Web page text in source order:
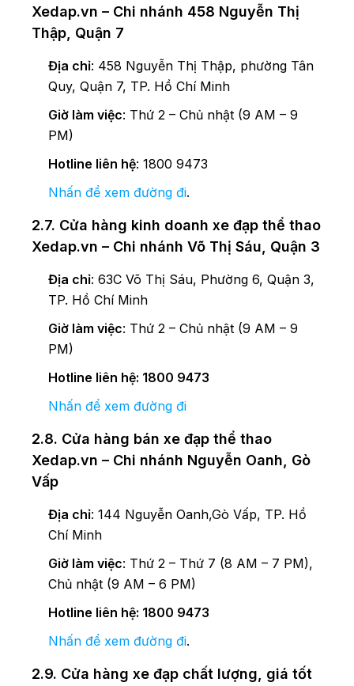
Xedap.vn – Chi nhánh 458 Nguyễn Thị
Thập, Quận 7
Địa chỉ: 458 Nguyễn Thị Thập, phường Tân
Quy, Quận 7, TP. Hồ Chí Minh
Giờ làm việc: Thứ 2 – Chủ nhật (9 AM – 9
PM)
Hotline liên hệ: 1800 9473
Nhấn để xem đường đi.
2.7. Cửa hàng kinh doanh xe đạp thể thao
Xedap.vn – Chi nhánh Võ Thị Sáu, Quận 3
Địa chỉ: 63C Võ Thị Sáu, Phường 6, Quận 3,
TP. Hồ Chí Minh
Giờ làm việc: Thứ 2 – Chủ nhật (9 AM – 9
PM)
Hotline liên hệ: 1800 9473
Nhấn để xem đường đi
2.8. Cửa hàng bán xe đạp thể thao
Xedap.vn – Chi nhánh Nguyễn Oanh, Gò
Vấp
Địa chỉ: 144 Nguyễn Oanh,Gò Vấp, TP. Hồ
Chí Minh
Giờ làm việc: Thứ 2 – Thứ 7 (8 AM – 7 PM),
Chủ nhật (9 AM – 6 PM)
Hotline liên hệ: 1800 9473
Nhấn để xem đường đi.
2.9. Cửa hàng xe đạp chất lượng, giá tốt